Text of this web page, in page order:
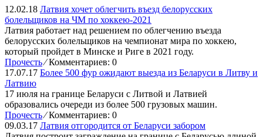
12.02.18 Латвия хочет облегчить въезд белорусских
болельщиков на ЧМ по хоккею-2021
Латвия работает над решением по облегчению въезда
белорусских болельщиков на чемпионат мира по хоккею,
который пройдет в Минске и Риге в 2021 году.
Прочесть ⁄Комментариев: 0
17.07.17 Более 500 фур ожидают выезда из Беларуси в Литву и
Латвию
17 июля на границе Беларуси с Литвой и Латвией
образовались очереди из более 500 грузовых машин.
Прочесть ⁄Комментариев: 0
09.03.17 Латвия отгородится от Беларуси забором